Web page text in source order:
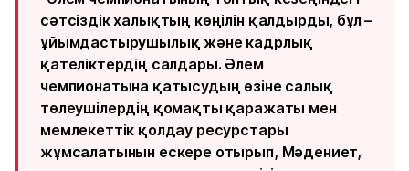
сәтсіздік халықтың көңілін қалдырды, бұл –
ұйымдастырушылық және кадрлық
қателіктердің салдары. Әлем
чемпионатына қатысудың өзіне салық
төлеушілердің қомақты қаражаты мен
мемлекеттік қолдау ресурстары
жұмсалатынын ескере отырып, Мәдениет,